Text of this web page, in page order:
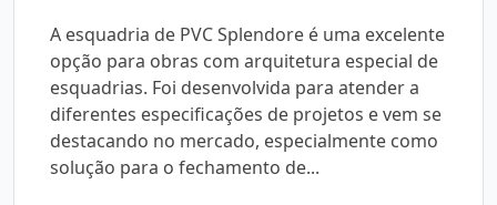
A esquadria de PVC Splendore é uma excelente
opção para obras com arquitetura especial de
esquadrias. Foi desenvolvida para atender a
diferentes especificações de projetos e vem se
destacando no mercado, especialmente como
solução para o fechamento de...